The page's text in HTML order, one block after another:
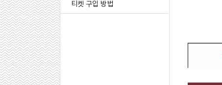
티켓 구입 방법